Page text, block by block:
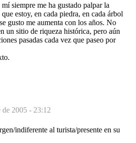
siempre me ha gustado palpar la
estoy, en cada piedra, en cada árbol
gusto me aumenta con los años. No
un sitio de riqueza histórica, pero aún
pasadas cada vez que paseo por
de 2005 - 23:12
indiferente al turista/presente en su